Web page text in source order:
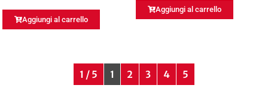
Aggiungi al carrello
Aggiungi al carrello
1 / 5 1 2 3 4 5